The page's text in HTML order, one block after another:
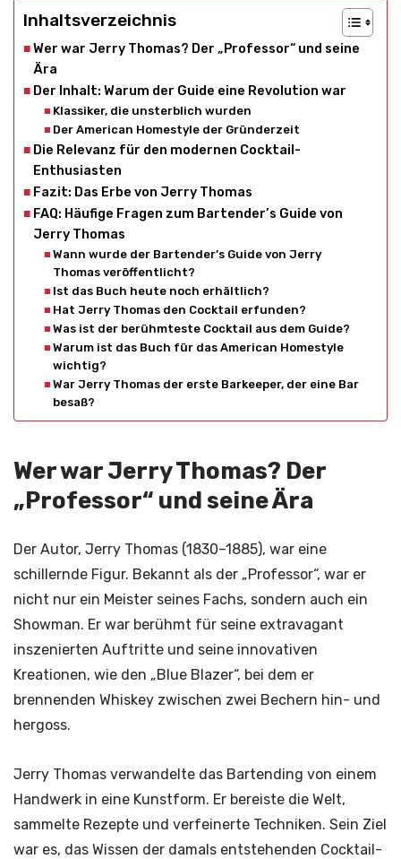
Inhaltsverzeichnis
Wer war Jerry Thomas? Der „Professor“ und seine
Ära
Der Inhalt: Warum der Guide eine Revolution war
Klassiker, die unsterblich wurden
Der American Homestyle der Gründerzeit
Die Relevanz für den modernen Cocktail-
Enthusiasten
Fazit: Das Erbe von Jerry Thomas
FAQ: Häufige Fragen zum Bartender’s Guide von
Jerry Thomas
Wann wurde der Bartender’s Guide von Jerry
Thomas veröffentlicht?
Ist das Buch heute noch erhältlich?
Hat Jerry Thomas den Cocktail erfunden?
Was ist der berühmteste Cocktail aus dem Guide?
Warum ist das Buch für das American Homestyle
wichtig?
War Jerry Thomas der erste Barkeeper, der eine Bar
besaß?
Wer war Jerry Thomas? Der
„Professor“ und seine Ära
Der Autor, Jerry Thomas (1830–1885), war eine
schillernde Figur. Bekannt als der „Professor“, war er
nicht nur ein Meister seines Fachs, sondern auch ein
Showman. Er war berühmt für seine extravagant
inszenierten Auftritte und seine innovativen
Kreationen, wie den „Blue Blazer“, bei dem er
brennenden Whiskey zwischen zwei Bechern hin- und
hergoss.
Jerry Thomas verwandelte das Bartending von einem
Handwerk in eine Kunstform. Er bereiste die Welt,
sammelte Rezepte und verfeinerte Techniken. Sein Ziel
war es, das Wissen der damals entstehenden Cocktail-